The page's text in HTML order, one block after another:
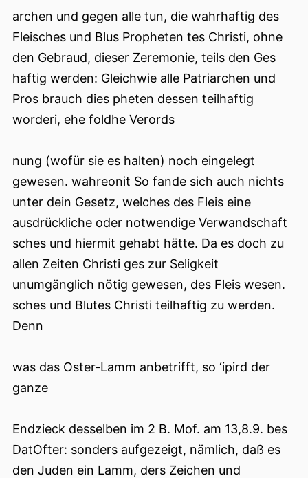
archen und gegen alle tun, die wahrhaftig des
Fleisches und Blus Propheten tes Christi, ohne
den Gebraud, dieser Zeremonie, teils den Ges
haftig werden: Gleichwie alle Patriarchen und
Pros brauch dies pheten dessen teilhaftig
worderi, ehe foldhe Verords
nung (wofür sie es halten) noch eingelegt
gewesen. wahreonit So fande sich auch nichts
unter dein Gesetz, welches des Fleis eine
ausdrückliche oder notwendige Verwandschaft
sches und hiermit gehabt hätte. Da es doch zu
allen Zeiten Christi ges zur Seligkeit
unumgänglich nötig gewesen, des Fleis wesen.
sches und Blutes Christi teilhaftig zu werden.
Denn
was das Oster-Lamm anbetrifft, so ‘ipird der
ganze
Endzieck desselben im 2 B. Mof. am 13,8.9. bes
DatOfter: sonders aufgezeigt, nämlich, daß es
den Juden ein Lamm, ders Zeichen und